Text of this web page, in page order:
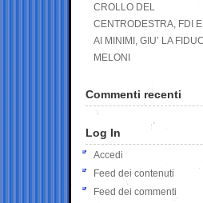
CROLLO DEL
CENTRODESTRA, FDI
AI MINIMI, GIU’ LA
MELONI
Commenti recenti
Log In
Accedi
Feed dei contenuti
Feed dei commenti